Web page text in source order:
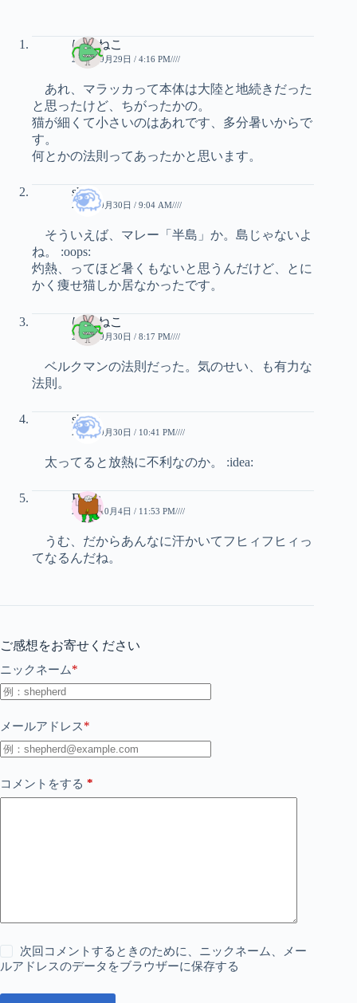
ばけねこ
2010年9月29日 / 4:16 PM////
あれ、マラッカって本体は大陸と地続きだった
と思ったけど、ちがったかの。
猫が細くて小さいのはあれです、多分暑いからで
す。
何とかの法則ってあったかと思います。
sheep
2010年9月30日 / 9:04 AM////
そういえば、マレー「半島」か。島じゃないよ
ね。 :oops:
灼熱、ってほど暑くもないと思うんだけど、とに
かく痩せ猫しか居なかったです。
ばけねこ
2010年9月30日 / 8:17 PM////
ベルクマンの法則だった。気のせい、も有力な
法則。
sheep
2010年9月30日 / 10:41 PM////
太ってると放熱に不利なのか。 :idea:
Enma
2010年10月4日 / 11:53 PM////
うむ、だからあんなに汗かいてフヒィフヒィっ
てなるんだね。
ご感想をお寄せください
ニックネーム*
メールアドレス*
コメントをする *
次回コメントするときのために、ニックネーム、メー
ルアドレスのデータをブラウザーに保存する